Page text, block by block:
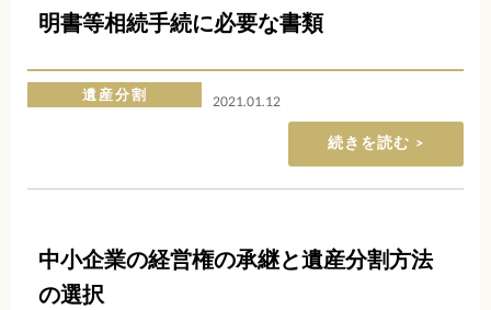
明書等相続手続に必要な書類
遺産分割 2021.01.12
続きを読む
中小企業の経営権の承継と遺産分割方法
の選択